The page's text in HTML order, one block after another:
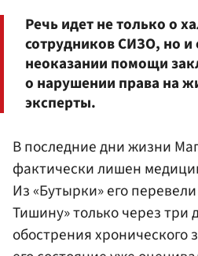
Речь идет не только о
сотрудников СИЗО, но и
неоказании помощи
о нарушении права на
эксперты.
В последние дни жизни
фактически лишен
Из «Бутырки» его
Тишину» только через три
обострения хронического